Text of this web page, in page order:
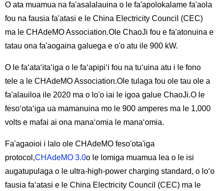
O ata muamua na fa'asalalauina o le fa'apolokalame fa'aola
fou na fausia fa'atasi e le China Electricity Council (CEC)
ma le CHAdeMO Association.Ole ChaoJi fou e fa'atonuina e
tatau ona fa'aogaina galuega e o'o atu ile 900 kW.
O le faʻataʻitaʻiga o le faʻapipiʻi fou na tuʻuina atu i le fono
tele a le CHAdeMO Association.Ole tulaga fou ole tau ole a
fa'alauiloa ile 2020 ma o lo'o iai le igoa galue ChaoJi.O le
fesoʻotaʻiga ua mamanuina mo le 900 amperes ma le 1,000
volts e mafai ai ona manaʻomia le manaʻomia.
Fa'agaoioi i lalo ole CHAdeMO feso'ota'iga
protocol,CHAdeMO 3.0o le lomiga muamua lea o le isi
augatupulaga o le ultra-high-power charging standard, o loʻo
fausia faʻatasi e le China Electricity Council (CEC) ma le